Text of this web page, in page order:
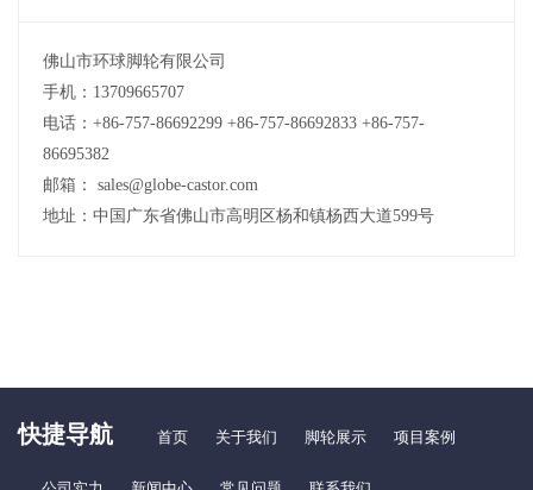
佛山市环球脚轮有限公司
手机：13709665707
电话：+86-757-86692299 +86-757-86692833 +86-757-
86695382
邮箱： sales@globe-castor.com
地址：中国广东省佛山市高明区杨和镇杨西大道599号
快捷导航 首页 关于我们 脚轮展示 项目案例